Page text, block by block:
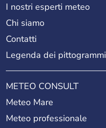
I nostri esperti meteo
Chi siamo
Contatti
Legenda dei pittogrammi
METEO CONSULT
Meteo Mare
Meteo professionale